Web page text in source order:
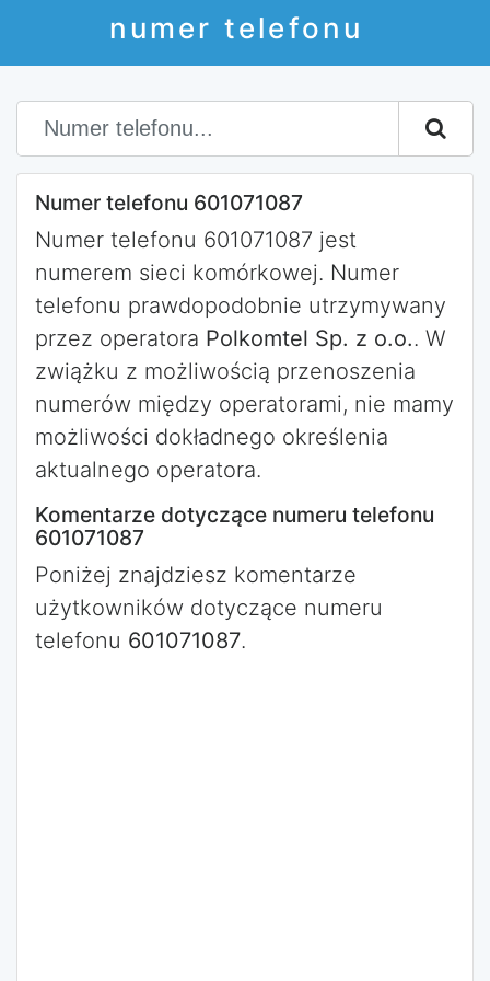
numer telefonu
Numer telefonu 601071087
Numer telefonu 601071087 jest
numerem sieci komórkowej. Numer
telefonu prawdopodobnie utrzymywany
przez operatora Polkomtel Sp. z o.o.. W
zwiążku z możliwością przenoszenia
numerów między operatorami, nie mamy
możliwości dokładnego określenia
aktualnego operatora.
Komentarze dotyczące numeru telefonu
601071087
Poniżej znajdziesz komentarze
użytkowników dotyczące numeru
telefonu 601071087.